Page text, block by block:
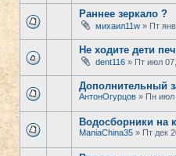
Раннее зеркало ?
михаил11w » Пт
Не ходите дети
dent116 » Пт июл
Дополнительный
АнтонОгурцов » Пн июл
Водосборники на
ManiaChina35 » Пт дек